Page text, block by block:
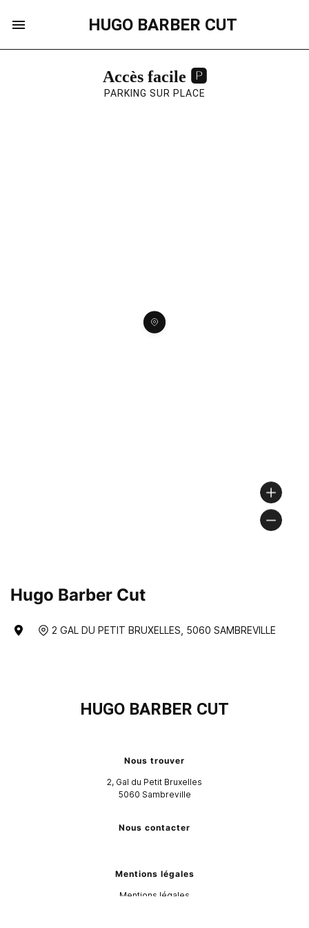
HUGO BARBER CUT
Accès facile 🅿️
PARKING SUR PLACE
Hugo Barber Cut
2 GAL DU PETIT BRUXELLES 5060 SAMBREVILLE
HUGO BARBER CUT
Nous trouver
2, Gal du Petit Bruxelles
5060 Sambreville
Nous contacter
Mentions légales
Mentions légales